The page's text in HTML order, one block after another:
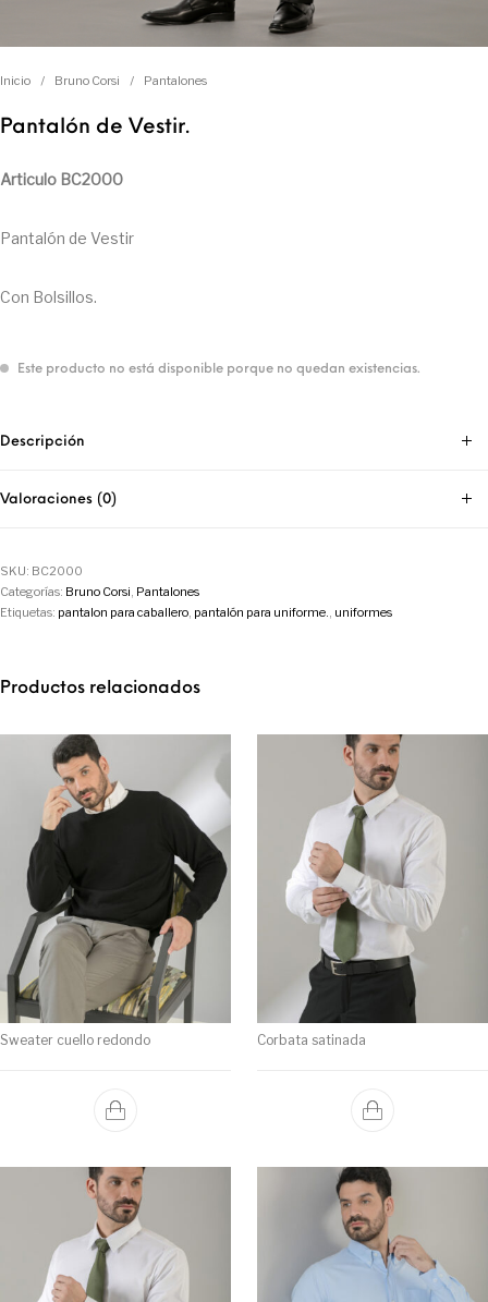
Inicio / Bruno Corsi / Pantalones
Pantalón de Vestir.
Articulo BC2000
Pantalón de Vestir
Con Bolsillos.
Este producto no está disponible porque no quedan existencias.
Descripción
Valoraciones (0)
SKU: BC2000
Categorías: Bruno Corsi, Pantalones
Etiquetas: pantalon para caballero, pantalón para uniforme., uniformes
Productos relacionados
Sweater cuello redondo Corbata satinada